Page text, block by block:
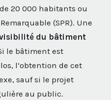
20 000 habitants ou
(SPR). Une
du bâtiment
le bâtiment est
l’obtention de cet
sauf si le projet
au public.